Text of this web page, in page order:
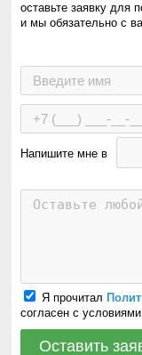
оставьте заявку для
и мы обязательно с
Напишите мне в
Я прочитал
согласен с
Оставить